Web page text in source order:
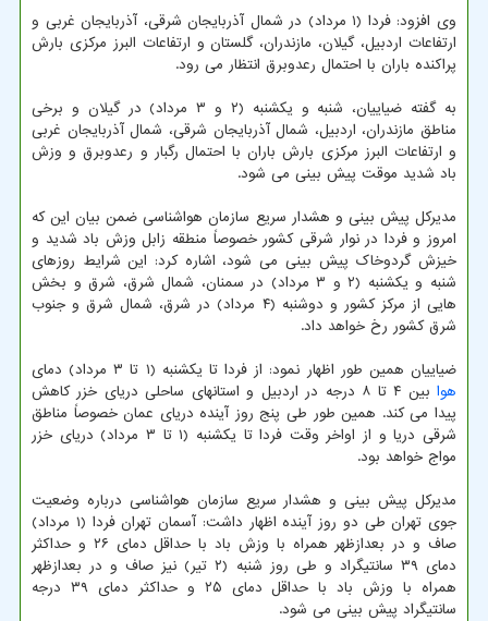
وی افزود: فردا (۱ مرداد) در شمال آذربایجان شرقی، آذربایجان غربی و
ارتفاعات اردبیل، گیلان، مازندران، گلستان و ارتفاعات البرز مرکزی بارش
پراکنده باران با احتمال رعدوبرق انتظار می رود.
به گفته ضیاییان، شنبه و یکشنبه (۲ و ۳ مرداد) در گیلان و برخی
مناطق مازندران، اردبیل، شمال آذربایجان شرقی، شمال آذربایجان غربی
و ارتفاعات البرز مرکزی بارش باران با احتمال رگبار و رعدوبرق و وزش
باد شدید موقت پیش بینی می شود.
مدیرکل پیش بینی و هشدار سریع سازمان هواشناسی ضمن بیان این که
امروز و فردا در نوار شرقی کشور خصوصاً منطقه زابل وزش باد شدید و
خیزش گردوخاک پیش بینی می شود، اشاره کرد: این شرایط روزهای
شنبه و یکشنبه (۲ و ۳ مرداد) در سمنان، شمال شرق، شرق و بخش
هایی از مرکز کشور و دوشنبه (۴ مرداد) در شرق، شمال شرق و جنوب
شرق کشور رخ خواهد داد.
ضیاییان همین طور اظهار نمود: از فردا تا یکشنبه (۱ تا ۳ مرداد) دمای
هوا
بین ۴ تا ۸ درجه در اردبیل و استانهای ساحلی دریای خزر کاهش
پیدا می کند. همین طور طی پنج روز آینده دریای عمان خصوصاً مناطق
شرقی دریا و از اواخر وقت فردا تا یکشنبه (۱ تا ۳ مرداد) دریای خزر
مواج خواهد بود.
مدیرکل پیش بینی و هشدار سریع سازمان هواشناسی درباره وضعیت
جوی تهران طی دو روز آینده اظهار داشت: آسمان تهران فردا (۱ مرداد)
صاف و در بعدازظهر همراه با وزش باد با حداقل دمای ۲۶ و حداکثر
دمای ۳۹ سانتیگراد و طی روز شنبه (۲ تیر) نیز صاف و در بعدازظهر
همراه با وزش باد با حداقل دمای ۲۵ و حداکثر دمای ۳۹ درجه
سانتیگراد پیش بینی می شود.